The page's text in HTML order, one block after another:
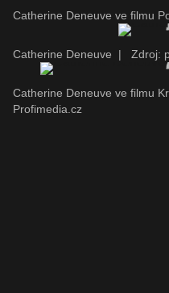
Catherine Deneuve ve filmu
Catherine Deneuve | Zdroj:
Catherine Deneuve ve filmu
Profimedia.cz